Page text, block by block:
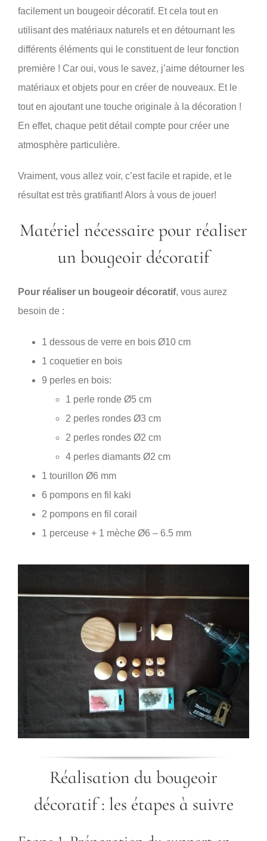
facilement un bougeoir décoratif. Et cela tout en
utilisant des matériaux naturels et en détournant les
différents éléments qui le constituent de leur fonction
première ! Car oui, vous le savez, j’aime détourner les
matériaux et objets pour en créer de nouveaux. Et le
tout en ajoutant une touche originale à la décoration !
En effet, chaque petit détail compte pour créer une
atmosphère particulière.
Vraiment, vous allez voir, c’est facile et rapide, et le
résultat est très gratifiant! Alors à vous de jouer!
Matériel nécessaire pour réaliser
un bougeoir décoratif
Pour réaliser un bougeoir décoratif, vous aurez
besoin de :
1 dessous de verre en bois Ø10 cm
1 coquetier en bois
9 perles en bois:
1 perle ronde Ø5 cm
2 perles rondes Ø3 cm
2 perles rondes Ø2 cm
4 perles diamants Ø2 cm
1 tourillon Ø6 mm
6 pompons en fil kaki
2 pompons en fil corail
1 perceuse + 1 mèche Ø6 – 6.5 mm
Réalisation du bougeoir
décoratif : les étapes à suivre